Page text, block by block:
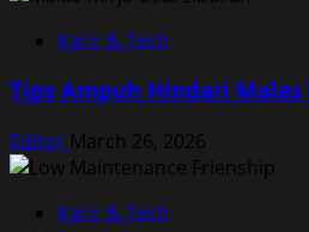
Karir & Tech
Tips Ampuh Hindari
Editor March 26, 2026
Karir & Tech